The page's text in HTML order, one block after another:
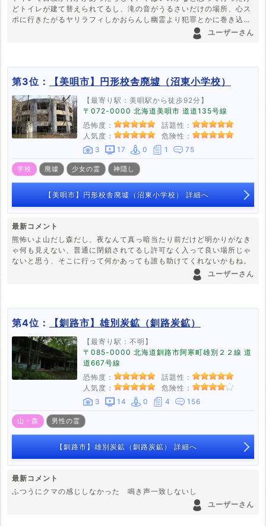
どトイレが建て替えられてるし、滝の音がうるさいだけの場所、心ス
ポに行きたがるヤリラフィしかおらんし幽霊より犯罪とかに巻き込ま
ユーザーさん
第3位： 【美唄市】円形校舎廃墟（沼東小学校）
【最寄り駅：美唄駅から徒歩92分】
〒072-0000 北海道美唄市 道道135号線
恐怖度：
話題性：
人気度：
危険性：
3
17 0 1 75
学校 廃墟 少女の霊 神隠し
【美唄市】円形校舎廃墟（沼東小学校） 詳細へ
最新コメント
熊怖いよ山だし森だし、夜なんて真っ暗当たり前だけど明かりがなき
ゃ何も見えない、普通に閉鎖されてるし許可なく入って良い場所じゃ
ないと思う、そこに行って何かあっても誰も助けてくれないかもね。
ユーザーさん
第4位： 【釧路市】雄別炭鉱（釧路炭鉱）
【最寄り駅：不明】
〒085-0000 北海道釧路市阿寒町雄別２２線 道
道667号線
恐怖度：
話題性：
人気度：
危険性：
3
14 0 4 156
山・森 男性の霊
【釧路市】雄別炭鉱（釧路炭鉱） 詳細へ
最新コメント
ふつうにクマの感じしなかった 鳴き声一致しないし
ユーザーさん